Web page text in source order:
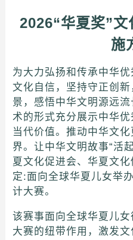
2026“华夏奖”
施
为大力弘扬和传承中华
文化自信，坚持守正创
景，感悟中华文明源远
术的形式充分展示中华
当代价值。推动中华文
界。让中华文明故事“活
夏文化促进会、华夏文
定:面向全球华夏儿女举
计大赛。
该赛事面向全球华夏儿
大赛的纽带作用，激发